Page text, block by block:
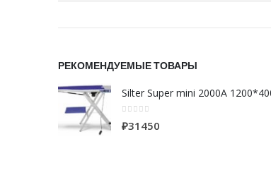
РЕКОМЕНДУЕМЫЕ ТОВАРЫ
Silter Super mini 2000A
0
₽31450